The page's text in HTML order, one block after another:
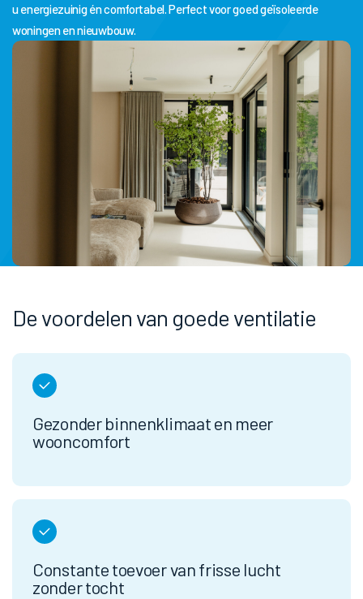
u energiezuinig én comfortabel. Perfect voor goed geïsoleerde
woningen en nieuwbouw.
De voordelen van goede ventilatie
Gezonder binnenklimaat en meer
wooncomfort
Constante toevoer van frisse lucht
zonder tocht